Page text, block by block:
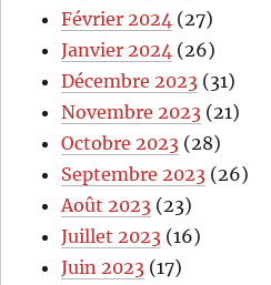
Février 2024 (27)
Janvier 2024 (26)
Décembre 2023 (31)
Novembre 2023 (21)
Octobre 2023 (28)
Septembre 2023 (26)
Août 2023 (23)
Juillet 2023 (16)
Juin 2023 (17)